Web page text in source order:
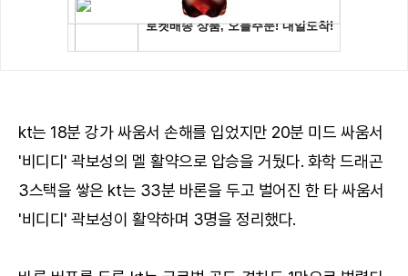
kt는 18분 강가 싸움서 손해를 입었지만 20분 미드 싸움서
'비디디' 곽보성의 멜 활약으로 압승을 거뒀다. 화학 드래곤
3스택을 쌓은 kt는 33분 바론을 두고 벌어진 한 타 싸움서
'비디디' 곽보성이 활약하며 3명을 정리했다.